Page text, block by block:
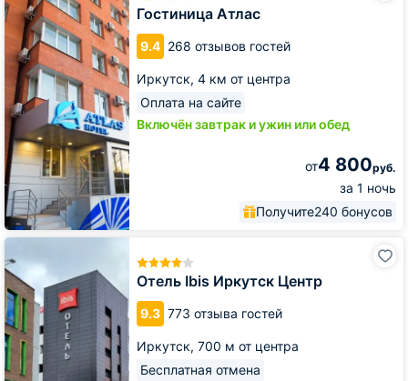
Гостиница Атлас
9.4 268 отзывов гостей
Иркутск, 4 км от центра
Оплата на сайте
Включён завтрак и ужин или обед
от4 800руб.
за 1 ночь
Получите240 бонусов
Отель Ibis Иркутск Центр
9.3 773 отзыва гостей
Иркутск, 700 м от центра
Бесплатная отмена
Отель
Ibis
Иркутск
Центр